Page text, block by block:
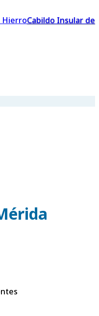
Cabildo Insular de